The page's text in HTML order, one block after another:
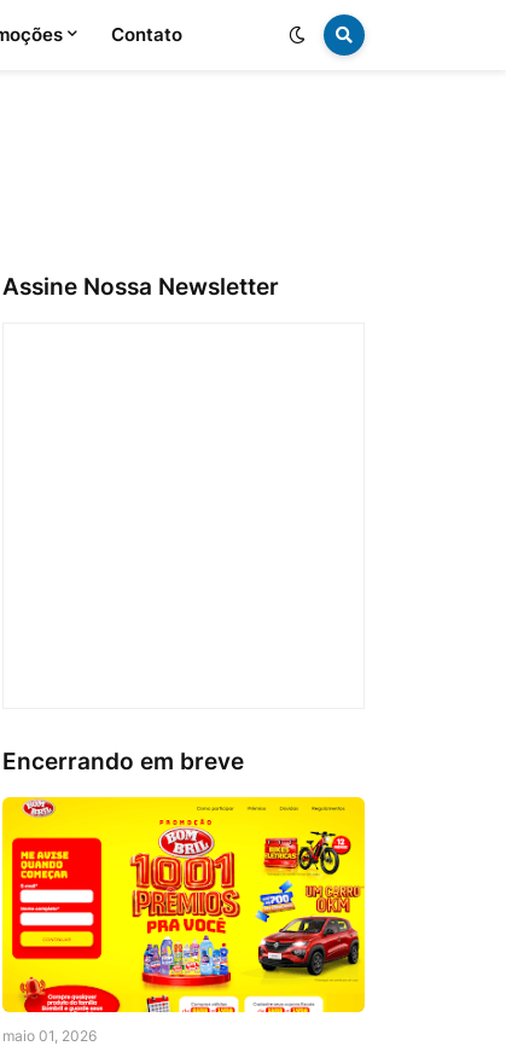
Contato
Assine Nossa Newsletter
Encerrando em breve
maio 01, 2026